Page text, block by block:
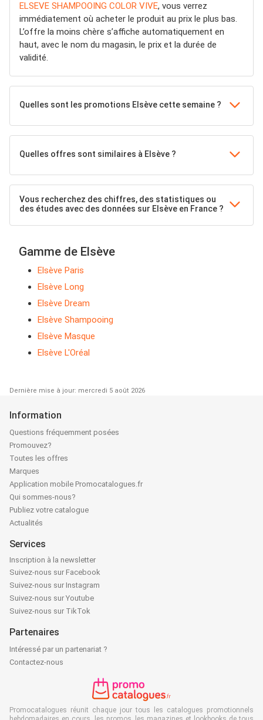
ELSEVE SHAMPOOING COLOR VIVE, vous verrez
immédiatement où acheter le produit au prix le plus bas.
L’offre la moins chère s’affiche automatiquement en
haut, avec le nom du magasin, le prix et la durée de
validité.
Quelles sont les promotions Elsève cette semaine ?
Quelles offres sont similaires à Elsève ?
Vous recherchez des chiffres, des statistiques ou
des études avec des données sur Elsève en France ?
Gamme de Elsève
Elsève Paris
Elsève Long
Elsève Dream
Elsève Shampooing
Elsève Masque
Elsève L'Oréal
Dernière mise à jour: mercredi 5 août 2026
Information
Questions fréquemment posées
Promouvez?
Toutes les offres
Marques
Application mobile Promocatalogues.fr
Qui sommes-nous?
Publiez votre catalogue
Actualités
Services
Inscription à la newsletter
Suivez-nous sur Facebook
Suivez-nous sur Instagram
Suivez-nous sur Youtube
Suivez-nous sur TikTok
Partenaires
Intéressé par un partenariat ?
Contactez-nous
Promocatalogues réunit chaque jour tous les catalogues promotionnels